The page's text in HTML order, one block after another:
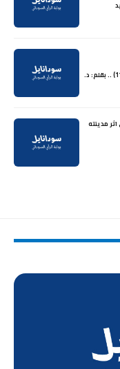
بروتوكول جنوب كردفان والنِّيل الأزرق.. عثراته ومآلاته (3 من 11) .. بقلم: د.
مدينته